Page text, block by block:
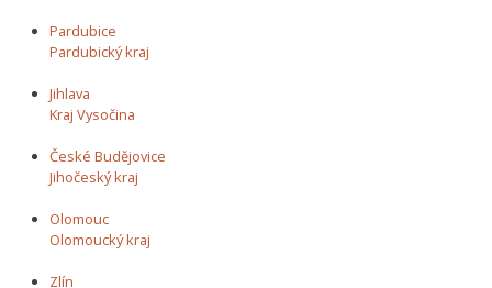
Pardubice
Pardubický kraj
Jihlava
Kraj Vysočina
České Budějovice
Jihočeský kraj
Olomouc
Olomoucký kraj
Zlín